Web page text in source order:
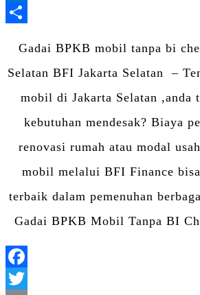
Gadai BPKB mobil tanpa bi
Selatan BFI Jakarta Selatan –
mobil di Jakarta Selatan ,anda
kebutuhan mendesak? Biaya
renovasi rumah atau modal
mobil melalui BFI Finance
terbaik dalam pemenuhan
Gadai BPKB Mobil Tanpa BI